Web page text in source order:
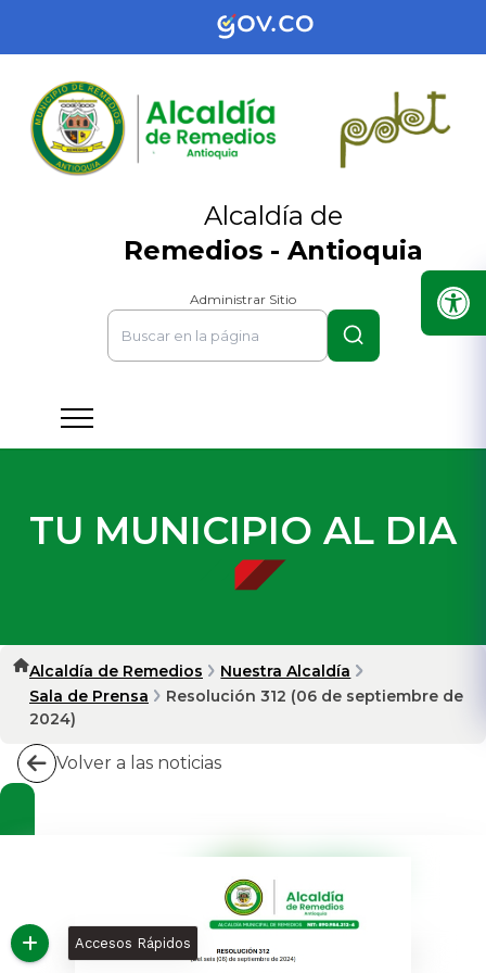
Alcaldía de
Remedios - Antioquia
Administrar Sitio
TU MUNICIPIO AL DIA
Alcaldía de Remedios
Nuestra Alcaldía
Sala de Prensa
Resolución 312 (06 de septiembre de
2024)
Volver a las noticias
Accesos Rápidos